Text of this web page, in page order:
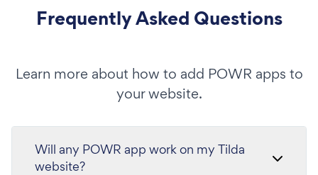
Frequently Asked Questions
Learn more about how to add POWR apps to
your website.
Will any POWR app work on my Tilda
website?